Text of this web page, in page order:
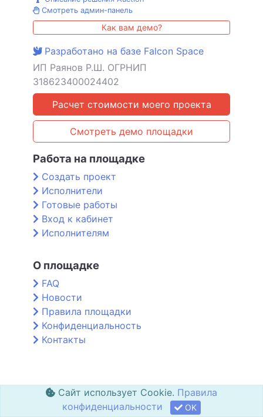
Смотреть админ-панель
Как вам демо?
Разработано на базе Falcon Space
ИП Раянов Р.Ш. ОГРНИП
318623400024402
Расчет стоимости моего проекта
Смотреть демо площадки
Работа на площадке
Создать проект
Исполнители
Готовые работы
Вход к кабинет
Исполнителям
О площадке
FAQ
Новости
Правила площадки
Конфиденциальность
Контакты
Сайт использует Cookie. Правила
конфиденциальности
OK